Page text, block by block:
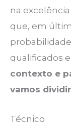
na
que, em
qualificados
contexto e
vamos
Técnico